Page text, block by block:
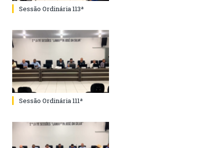
Sessão Ordinária 113ª
Sessão Ordinária 111ª